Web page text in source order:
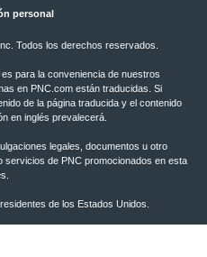
personal
Todos los derechos reservados.
para la conveniencia de nuestros
en PNC.com están traducidas. Si
de la página traducida y el contenido
en inglés prevalecerá.
legales, documentos u otro
servicios de PNC promocionados en esta
de los Estados Unidos.